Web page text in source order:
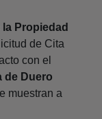
Propiedad
de Cita
con el
de Duero
muestran a